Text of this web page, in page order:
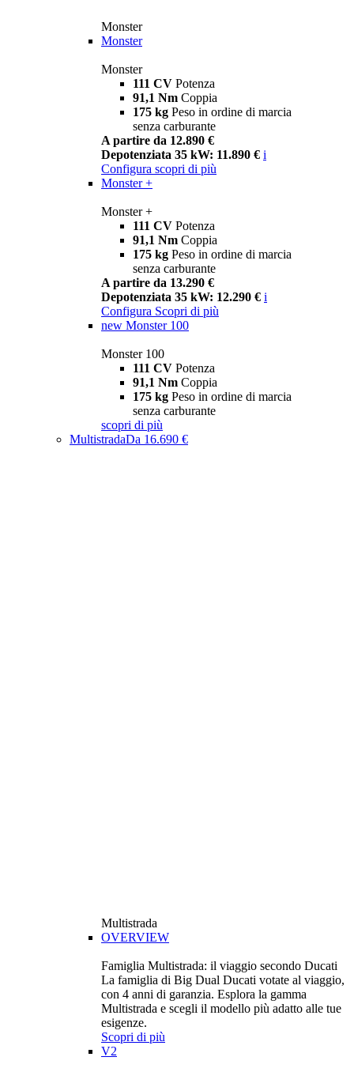
Monster
Monster
Monster
111 CV Potenza
91,1 Nm Coppia
175 kg Peso in ordine di marcia
senza carburante
A partire da 12.890 €
Depotenziata 35 kW: 11.890 € i
Configura scopri di più
Monster +
Monster +
111 CV Potenza
91,1 Nm Coppia
175 kg Peso in ordine di marcia
senza carburante
A partire da 13.290 €
Depotenziata 35 kW: 12.290 € i
Configura Scopri di più
new Monster 100
Monster 100
111 CV Potenza
91,1 Nm Coppia
175 kg Peso in ordine di marcia
senza carburante
scopri di più
MultistradaDa 16.690 €
Multistrada
OVERVIEW
Famiglia Multistrada: il viaggio secondo Ducati
La famiglia di Big Dual Ducati votate al viaggio,
con 4 anni di garanzia. Esplora la gamma
Multistrada e scegli il modello più adatto alle tue
esigenze.
Scopri di più
V2